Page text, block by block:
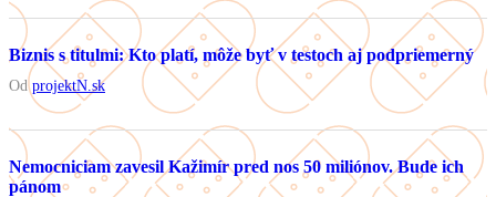
Biznis s titulmi: Kto platí, môže byť v testoch aj podpriemerný
OdprojektN.sk
Nemocniciam zavesil Kažimír pred nos 50 miliónov. Bude ich
pánom